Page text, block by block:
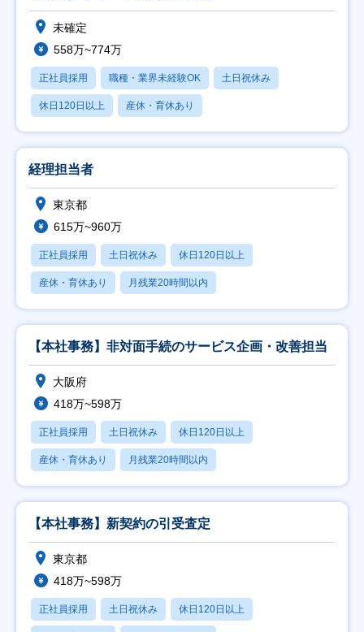
未確定
558万~774万
正社員採用 職種・業界未経験OK 土日祝休み
休日120日以上 産休・育休あり
経理担当者
東京都
615万~960万
正社員採用 土日祝休み 休日120日以上
産休・育休あり 月残業20時間以内
【本社事務】非対面手続のサービス企画・改善担当
大阪府
418万~598万
正社員採用 土日祝休み 休日120日以上
産休・育休あり 月残業20時間以内
【本社事務】新契約の引受査定
東京都
418万~598万
正社員採用 土日祝休み 休日120日以上